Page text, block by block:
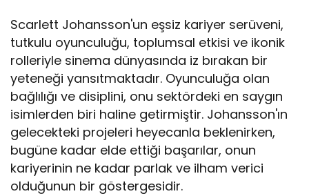
Scarlett Johansson'un eşsiz kariyer serüveni,
tutkulu oyunculuğu, toplumsal etkisi ve ikonik
rolleriyle sinema dünyasında iz bırakan bir
yeteneği yansıtmaktadır. Oyunculuğa olan
bağlılığı ve disiplini, onu sektördeki en saygın
isimlerden biri haline getirmiştir. Johansson'ın
gelecekteki projeleri heyecanla beklenirken,
bugüne kadar elde ettiği başarılar, onun
kariyerinin ne kadar parlak ve ilham verici
olduğunun bir göstergesidir.